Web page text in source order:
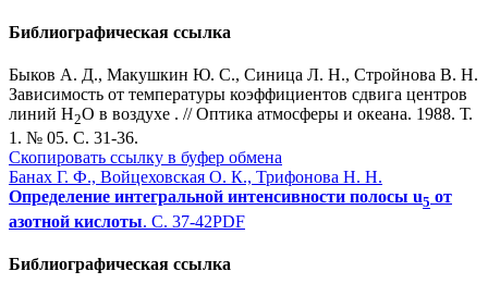
Библиографическая ссылка
Быков А. Д., Макушкин Ю. С., Синица Л. Н., Стройнова В. Н.
Зависимость от температуры коэффициентов сдвига центров
линий Н2О в воздухе . // Оптика атмосферы и океана. 1988. Т.
1. № 05. С. 31-36.
Скопировать ссылку в буфер обмена
Банах Г. Ф., Войцеховская О. К., Трифонова Н. Н.
Определение интегральной интенсивности полосы u5 от
азотной кислоты. С. 37-42PDF
Библиографическая ссылка